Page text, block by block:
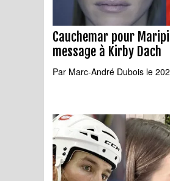
Cauchemar pour
message à Kirby Dach
Par Marc-André Dubois le